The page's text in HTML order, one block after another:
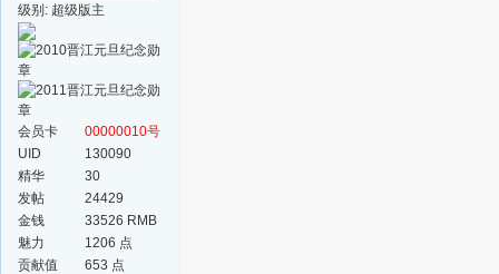
级别: 超级版主
会员卡
00000010号
UID
130090
精华
30
发帖
24429
金钱
33526 RMB
魅力
1206 点
贡献值
653 点